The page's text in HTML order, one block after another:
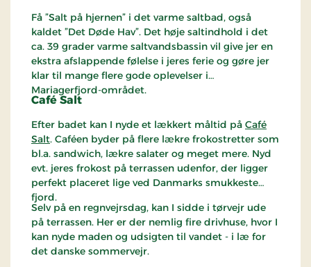
Få ”Salt på hjernen” i det varme saltbad, også
kaldet ”Det Døde Hav”. Det høje saltindhold i det
ca. 39 grader varme saltvandsbassin vil give jer en
ekstra afslappende følelse i jeres ferie og gøre jer
klar til mange flere gode oplevelser i
Mariagerfjord-området.
Café Salt
Efter badet kan I nyde et lækkert måltid på Café
Salt. Caféen byder på flere lækre frokostretter som
bl.a. sandwich, lækre salater og meget mere. Nyd
evt. jeres frokost på terrassen udenfor, der ligger
perfekt placeret lige ved Danmarks smukkeste
fjord.
Selv på en regnvejrsdag, kan I sidde i tørvejr ude
på terrassen. Her er der nemlig fire drivhuse, hvor I
kan nyde maden og udsigten til vandet - i læ for
det danske sommervejr.